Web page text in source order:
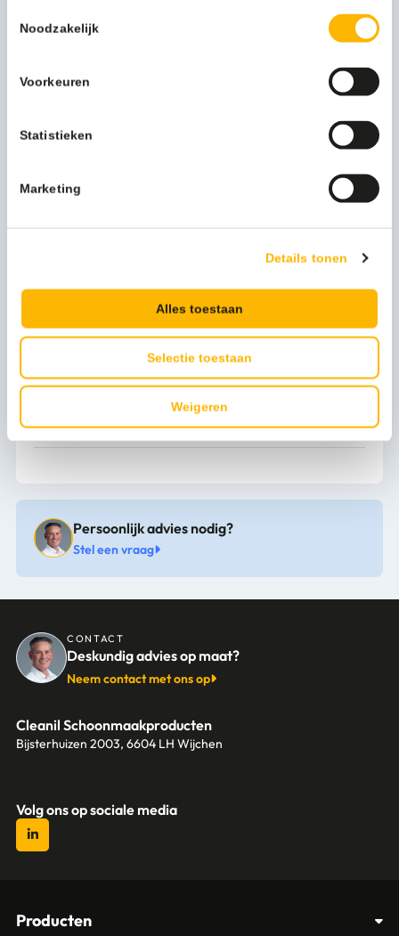
Noodzakelijk
Voorkeuren
Statistieken
Marketing
Details tonen
Alles toestaan
Selectie toestaan
Weigeren
Meer productinformatie
Te gebruiken voor Vloer
Kleur groen
Persoonlijk advies nodig?
Stel een vraag
CONTACT
Deskundig advies op maat?
Neem contact met ons op
Cleanil Schoonmaakproducten
Bijsterhuizen 2003, 6604 LH Wijchen
Volg ons op sociale media
Producten